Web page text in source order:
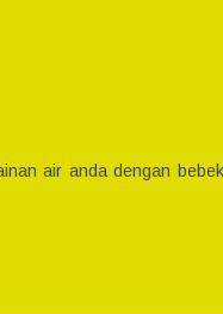
air anda dengan